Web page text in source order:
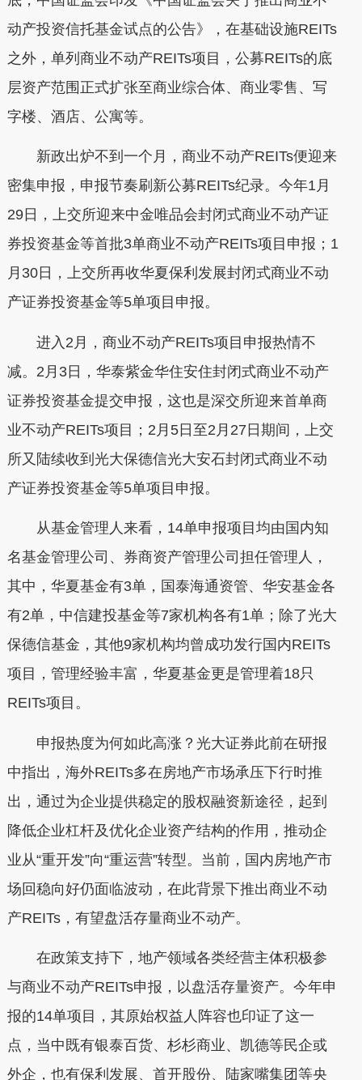
动产投资信托基金试点的公告》，在基础设施REITs
之外，单列商业不动产REITs项目，公募REITs的底
层资产范围正式扩张至商业综合体、商业零售、写
字楼、酒店、公寓等。
新政出炉不到一个月，商业不动产REITs便迎来
密集申报，申报节奏刷新公募REITs纪录。今年1月
29日，上交所迎来中金唯品会封闭式商业不动产证
券投资基金等首批3单商业不动产REITs项目申报；1
月30日，上交所再收华夏保利发展封闭式商业不动
产证券投资基金等5单项目申报。
进入2月，商业不动产REITs项目申报热情不
减。2月3日，华泰紫金华住安住封闭式商业不动产
证券投资基金提交申报，这也是深交所迎来首单商
业不动产REITs项目；2月5日至2月27日期间，上交
所又陆续收到光大保德信光大安石封闭式商业不动
产证券投资基金等5单项目申报。
从基金管理人来看，14单申报项目均由国内知
名基金管理公司、券商资产管理公司担任管理人，
其中，华夏基金有3单，国泰海通资管、华安基金各
有2单，中信建投基金等7家机构各有1单；除了光大
保德信基金，其他9家机构均曾成功发行国内REITs
项目，管理经验丰富，华夏基金更是管理着18只
REITs项目。
申报热度为何如此高涨？光大证券此前在研报
中指出，海外REITs多在房地产市场承压下行时推
出，通过为企业提供稳定的股权融资新途径，起到
降低企业杠杆及优化企业资产结构的作用，推动企
业从“重开发”向“重运营”转型。当前，国内房地产市
场回稳向好仍面临波动，在此背景下推出商业不动
产REITs，有望盘活存量商业不动产。
在政策支持下，地产领域各类经营主体积极参
与商业不动产REITs申报，以盘活存量资产。今年申
报的14单项目，其原始权益人阵容也印证了这一
点，当中既有银泰百货、杉杉商业、凯德等民企或
外企，也有保利发展、首开股份、陆家嘴集团等央